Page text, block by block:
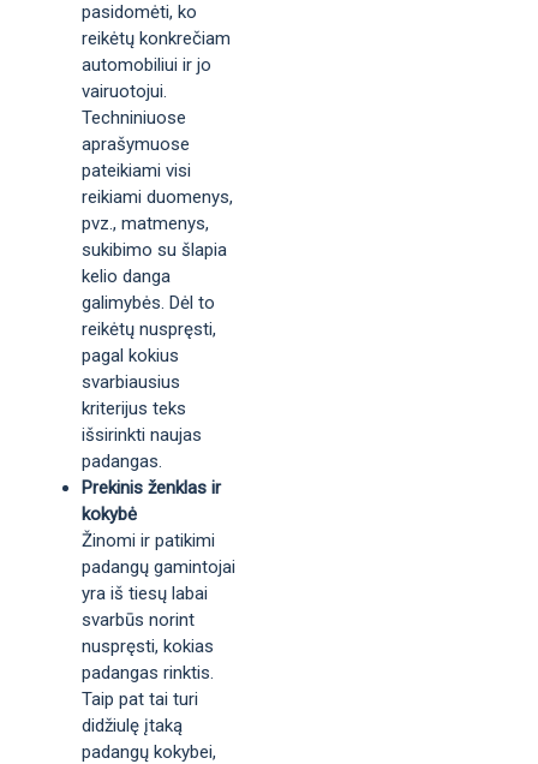
pasidomėti, ko
reikėtų konkrečiam
automobiliui ir jo
vairuotojui.
Techniniuose
aprašymuose
pateikiami visi
reikiami duomenys,
pvz., matmenys,
sukibimo su šlapia
kelio danga
galimybės. Dėl to
reikėtų nuspręsti,
pagal kokius
svarbiausius
kriterijus teks
išsirinkti naujas
padangas.
Prekinis ženklas ir
kokybė
Žinomi ir patikimi
padangų gamintojai
yra iš tiesų labai
svarbūs norint
nuspręsti, kokias
padangas rinktis.
Taip pat tai turi
didžiulę įtaką
padangų kokybei,